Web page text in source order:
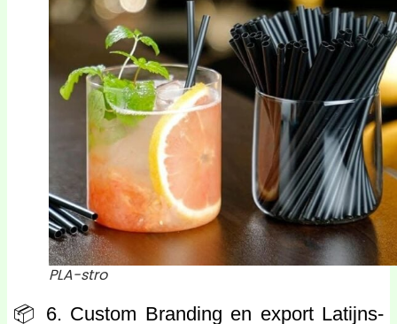
PLA-stro
📦 6. Custom Branding en export Latijns-